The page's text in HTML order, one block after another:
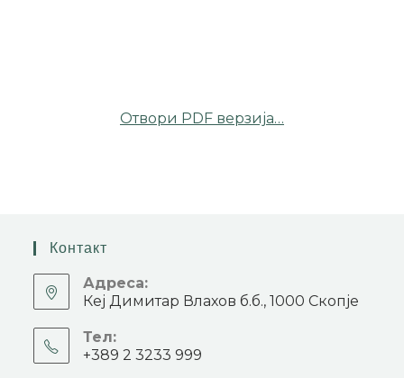
Отвори PDF верзија…
Контакт
Адреса:
Кеј Димитар Влахов б.б., 1000 Скопје
Тел:
+389 2 3233 999